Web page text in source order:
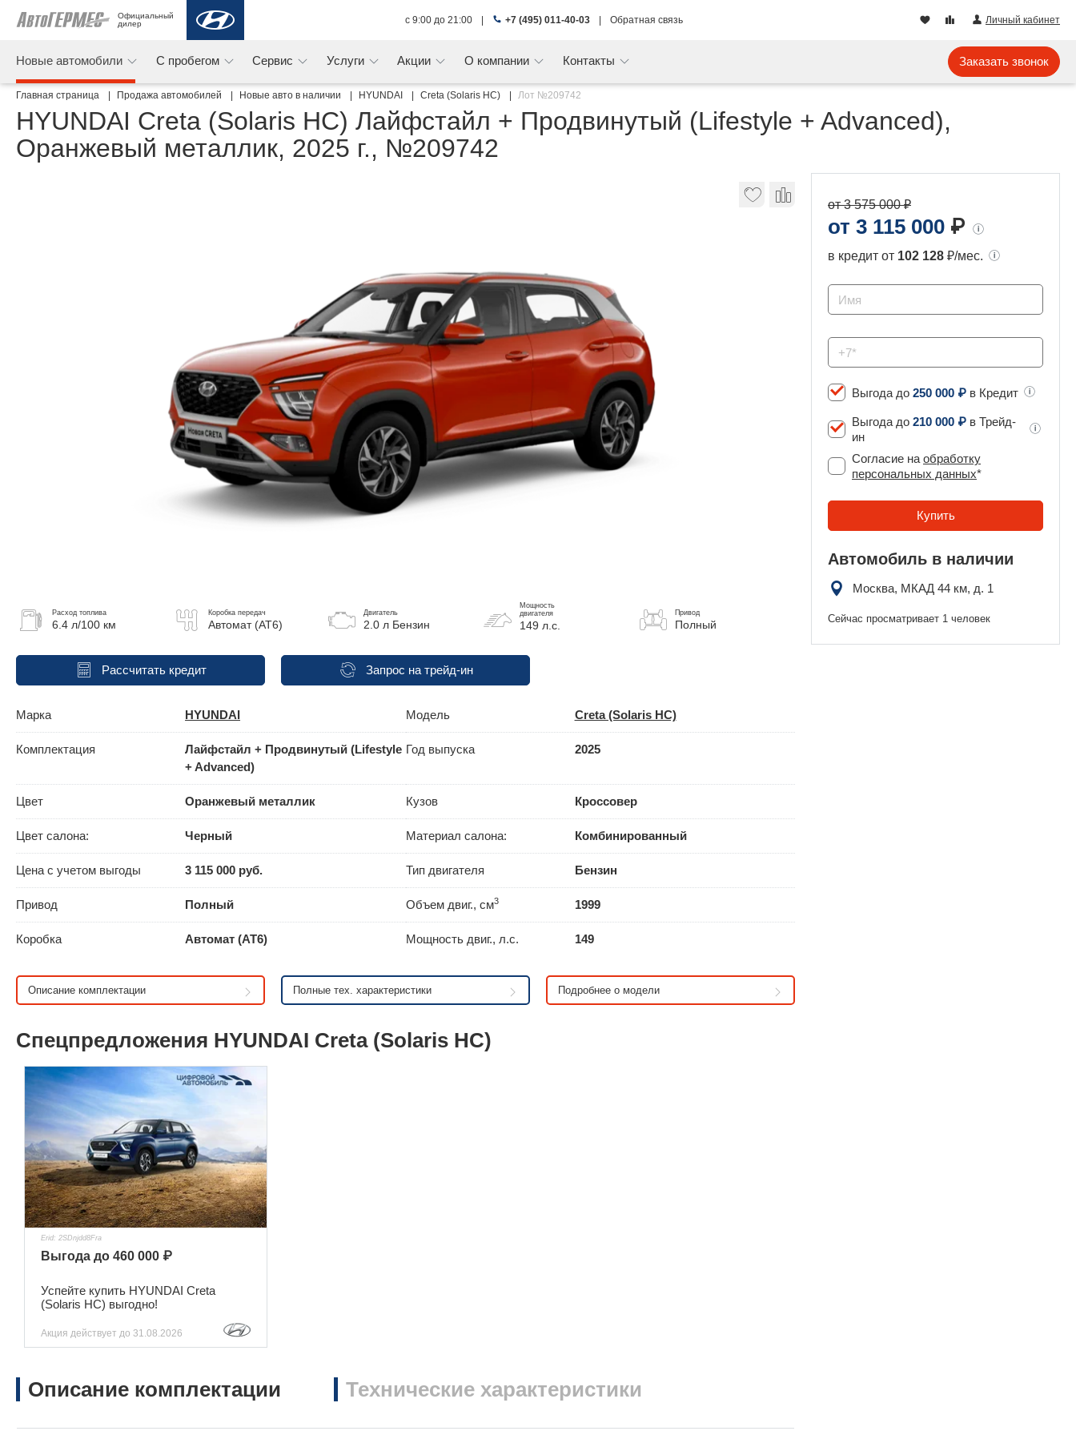
Официальный
дилер
с 9:00 до 21:00 +7 (495) 011-40-03 Обратная связь Личный кабинет
Новые автомобили С пробегом Сервис Услуги Акции О компании Контакты Заказать звонок
Главная страница Продажа автомобилей Новые авто в наличии HYUNDAI Creta (Solaris HC) Лот №209742
HYUNDAI Creta (Solaris HC) Лайфстайл + Продвинутый (Lifestyle + Advanced),
Оранжевый металлик, 2025 г., №209742
Расход топлива
6.4 л/100 км
Коробка передач
Автомат (AT6)
Двигатель
2.0 л Бензин
Мощность
двигателя
149 л.с.
Привод
Полный
Рассчитать кредит Запрос на трейд-ин
Марка HYUNDAI Модель Creta (Solaris HC)
Комплектация
Лайфстайл + Продвинутый (Lifestyle
+ Advanced)
Год выпуска 2025
Цвет Оранжевый металлик Кузов Кроссовер
Цвет салона: Черный Материал салона: Комбинированный
Цена с учетом выгоды 3 115 000 руб. Тип двигателя Бензин
Привод Полный Объем двиг., см3 1999
Коробка Автомат (AT6) Мощность двиг., л.с. 149
Описание комплектации Полные тех. характеристики Подробнее о модели
Спецпредложения HYUNDAI Creta (Solaris HC)
Erid: 2SDnjdd8Fra
Выгода до 460 000 ₽
Успейте купить HYUNDAI Creta
(Solaris HC) выгодно!
Акция действует до 31.08.2026
Описание комплектации Технические характеристики
от 3 575 000 ₽
от 3 115 000 ₽
в кредит от 102 128 ₽/мес.
Выгода до 250 000 ₽ в Кредит
Выгода до 210 000 ₽ в Трейд-
ин
Согласие на обработку
персональных данных*
Автомобиль в наличии
Москва, МКАД 44 км, д. 1
Сейчас просматривает 1 человек